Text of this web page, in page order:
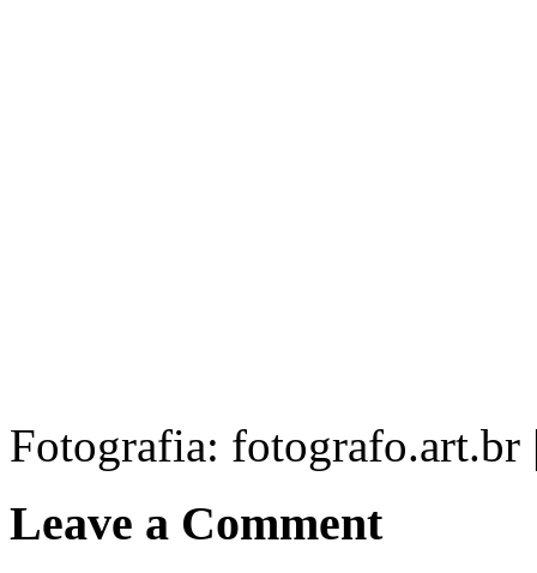
Fotografia: fotografo.art.br
Leave a Comment